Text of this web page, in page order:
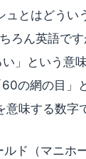
とはどうい
ろん英語で
」という意
の網の目」
意味する数字
ド（マニホ